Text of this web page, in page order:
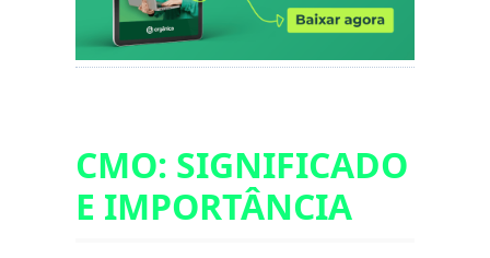
CMO: SIGNIFICADO
E IMPORTÂNCIA